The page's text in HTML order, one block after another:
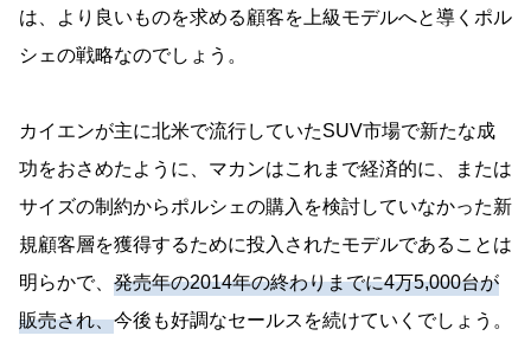
は、より良いものを求める顧客を上級モデルへと導くポル
シェの戦略なのでしょう。
カイエンが主に北米で流行していたSUV市場で新たな成
功をおさめたように、マカンはこれまで経済的に、または
サイズの制約からポルシェの購入を検討していなかった新
規顧客層を獲得するために投入されたモデルであることは
明らかで、 発売年の2014年の終わりまでに4万5,000台が
販売され、今後も好調なセールスを続けていくでしょう。